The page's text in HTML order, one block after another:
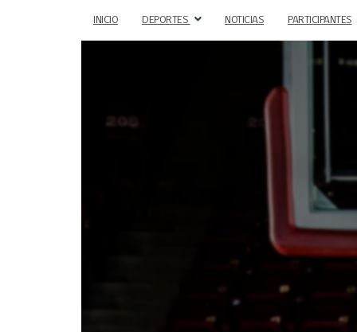
INICIO DEPORTES NOTICIAS PARTICIPANTES